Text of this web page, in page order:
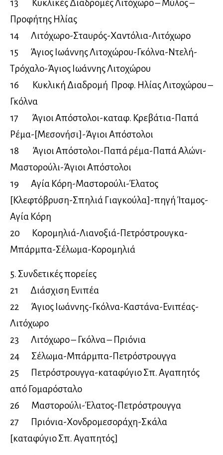
13 Κυκλικές Διαδρομές Λιτόχωρο – Μύλος –
Προφήτης Ηλίας
14 Λιτόχωρο-Σταυρός-Χαντόλια-Λιτόχωρο
15 Άγιος Ιωάννης Λιτοχώρου-Γκόλνα-Ντελή-
Τρόχαλο-Άγιος Ιωάννης Λιτοχώρου
16 Κυκλική Διαδρομή Προφ. Ηλίας Λιτοχώρου –
Γκόλνα
17 Άγιοι Απόστολοι-καταφ. Κρεβάτια-Παπά
Ρέμα-[Μεσονήσι]-Άγιοι Απόστολοι
18 Άγιοι Απόστολοι-Παπά ρέμα-Παπά Αλώνι-
Μαστορούλι-Άγιοι Απόστολοι
19 Αγία Κόρη-Μαστορούλι-Έλατος
[Κλεφτόβρυση-Σπηλιά Γιαγκούλα]-πηγή Ίταμος-
Αγία Κόρη
20 Κορομηλιά-Λιανοξιά-Πετρόστρουγκα-
Μπάρμπα-Σέλωμα-Κορομηλιά
5. Συνδετικές πορείες
21 Διάσχιση Ενιπέα
22 Άγιος Ιωάννης-Γκόλνα-Καστάνα-Ενιπέας-
Λιτόχωρο
23 Λιτόχωρο – Γκόλνα – Πριόνια
24 Σέλωμα-Μπάρμπα-Πετρόστρουγγα
25 Πετρόστρουγγα-καταφύγιο Σπ. Αγαπητός
από Γομαρόσταλο
26 Μαστορούλι-Έλατος-Πετρόστρουγγα
27 Πριόνια-Χονδρομεσοράχη-Σκάλα
[καταφύγιο Σπ. Αγαπητός]